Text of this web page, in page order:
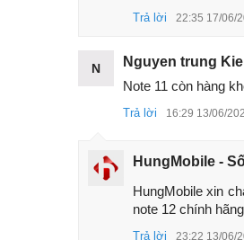
Hỗ trợ công nghệ
Trả lời 22:35 17/06/
N
Nguyen trung
Note 11 còn hàng
Trả lời 16:29 13/06/
HungMobile -
HungMobile xin
note 12 chính
Trả lời 23:22 13/06/